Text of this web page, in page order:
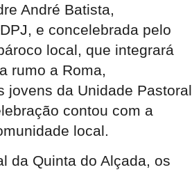
André Batista,
e concelebrada pelo
local, que integrará
rumo a Roma,
jovens da Unidade Pastoral
contou com a
local.
da Quinta do Alçada, os